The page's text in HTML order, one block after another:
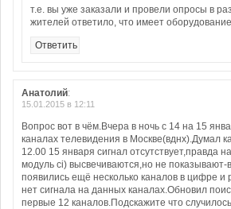
т.е. вы уже заказали и провели опросы в
жителей ответило, что имеет
Ответить
Анатолий:
15.01.2015 в 12:11
Вопрос вот в чём.Вчера в ночь с 14 на 15
каналах телевидения в Москве(вднх).Думал
12.00 15 января сигнал отсутствует,правда
модуль ci) высвечиваются,но не
появились ещё несколько каналов в цифре
нет сигнала на данных каналах.Обновил
первые 12 каналов.Подскажите что